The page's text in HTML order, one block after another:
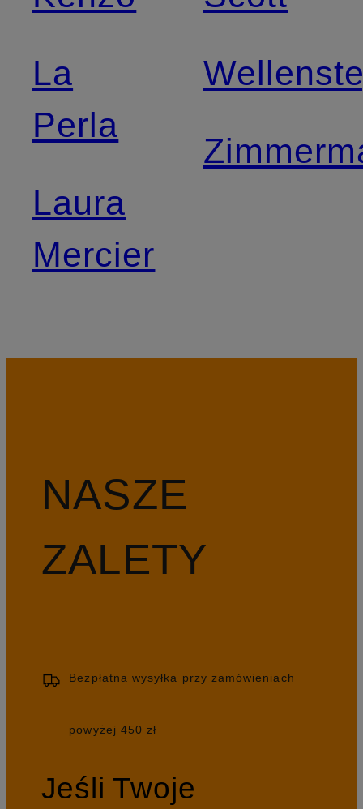
La
Perla
Laura
Mercier
NASZE
ZALETY
Bezpłatna wysyłka przy zamówieniach
powyżej 450 zł
Jeśli Twoje